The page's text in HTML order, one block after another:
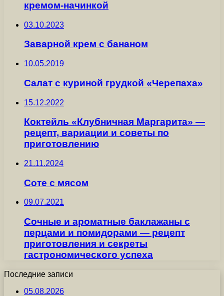
кремом-начинкой
03.10.2023
Заварной крем с бананом
10.05.2019
Салат с куриной грудкой «Черепаха»
15.12.2022
Коктейль «Клубничная Маргарита» —
рецепт, вариации и советы по
приготовлению
21.11.2024
Соте с мясом
09.07.2021
Сочные и ароматные баклажаны с
перцами и помидорами — рецепт
приготовления и секреты
гастрономического успеха
Последние записи
05.08.2026